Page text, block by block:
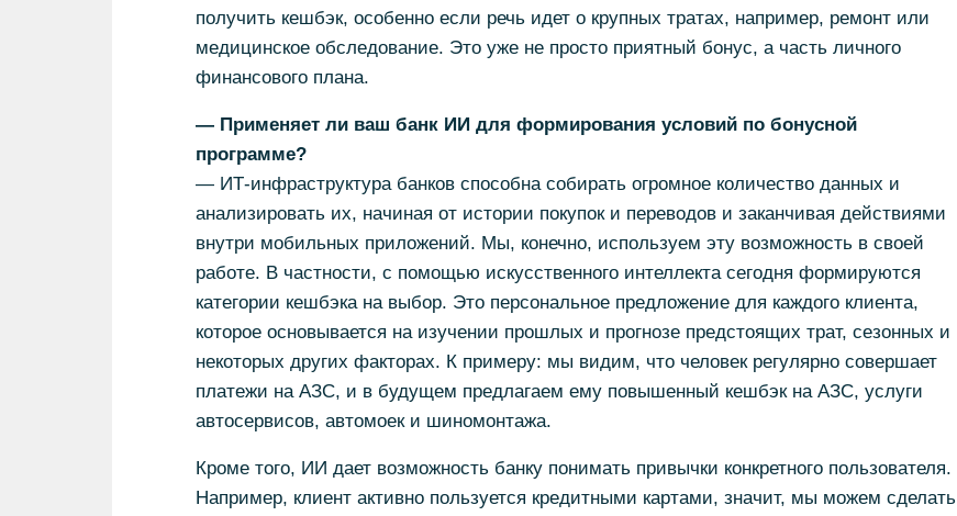
получить кешбэк, особенно если речь идет о крупных тратах, например, ремонт или
медицинское обследование. Это уже не просто приятный бонус, а часть личного
финансового плана.
— Применяет ли ваш банк ИИ для формирования условий по бонусной
программе?
— ИТ-инфраструктура банков способна собирать огромное количество данных и
анализировать их, начиная от истории покупок и переводов и заканчивая действиями
внутри мобильных приложений. Мы, конечно, используем эту возможность в своей
работе. В частности, с помощью искусственного интеллекта сегодня формируются
категории кешбэка на выбор. Это персональное предложение для каждого клиента,
которое основывается на изучении прошлых и прогнозе предстоящих трат, сезонных и
некоторых других факторах. К примеру: мы видим, что человек регулярно совершает
платежи на АЗС, и в будущем предлагаем ему повышенный кешбэк на АЗС, услуги
автосервисов, автомоек и шиномонтажа.
Кроме того, ИИ дает возможность банку понимать привычки конкретного пользователя.
Например, клиент активно пользуется кредитными картами, значит, мы можем сделать